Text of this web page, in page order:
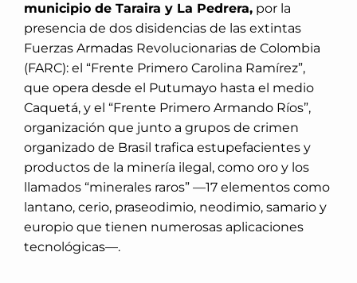
municipio de Taraira y La Pedrera, por la
presencia de dos disidencias de las extintas
Fuerzas Armadas Revolucionarias de Colombia
(FARC): el “Frente Primero Carolina Ramírez”,
que opera desde el Putumayo hasta el medio
Caquetá, y el “Frente Primero Armando Ríos”,
organización que junto a grupos de crimen
organizado de Brasil trafica estupefacientes y
productos de la minería ilegal, como oro y los
llamados “minerales raros” —17 elementos como
lantano, cerio, praseodimio, neodimio, samario y
europio que tienen numerosas aplicaciones
tecnológicas—.